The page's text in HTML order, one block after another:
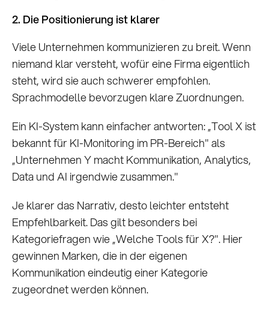
2. Die Positionierung ist klarer
Viele Unternehmen kommunizieren zu breit. Wenn
niemand klar versteht, wofür eine Firma eigentlich
steht, wird sie auch schwerer empfohlen.
Sprachmodelle bevorzugen klare Zuordnungen.
Ein KI-System kann einfacher antworten: „Tool X ist
bekannt für KI-Monitoring im PR-Bereich" als
„Unternehmen Y macht Kommunikation, Analytics,
Data und AI irgendwie zusammen."
Je klarer das Narrativ, desto leichter entsteht
Empfehlbarkeit. Das gilt besonders bei
Kategoriefragen wie „Welche Tools für X?". Hier
gewinnen Marken, die in der eigenen
Kommunikation eindeutig einer Kategorie
zugeordnet werden können.